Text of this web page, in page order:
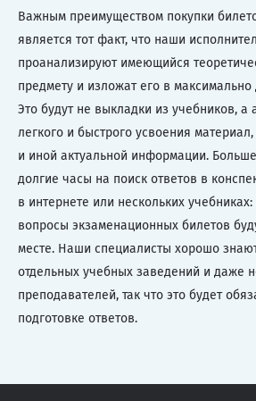
Важным преимуществом покупки
является тот факт, что наши
проанализируют имеющийся
предмету и изложат его в
Это будут не выкладки из учебников, а
легкого и быстрого усвоения
и иной актуальной информации.
долгие часы на поиск ответов в
в интернете или нескольких
вопросы экзаменационных билетов
месте. Наши специалисты хорошо
отдельных учебных заведений и даже
преподавателей, так что это будет
подготовке ответов.